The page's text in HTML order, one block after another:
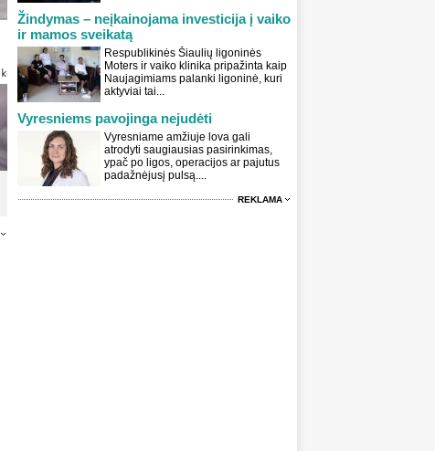
Žindymas – neįkainojama investicija į vaiko
ir mamos sveikatą
Respublikinės Šiaulių ligoninės
Moters ir vaiko klinika pripažinta kaip
Naujagimiams palanki ligoninė, kuri
aktyviai tai...
Vyresniems pavojinga nejudėti
Vyresniame amžiuje lova gali
atrodyti saugiausias pasirinkimas,
ypač po ligos, operacijos ar pajutus
padažnėjusį pulsą....
REKLAMA